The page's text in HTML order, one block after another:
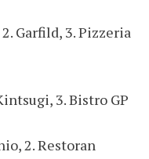
Garfild, 3. Pizzeria
3. Bistro GP
2. Restoran